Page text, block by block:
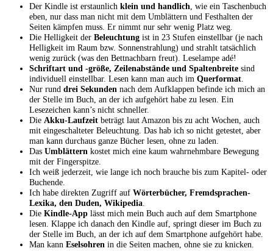
Der Kindle ist erstaunlich klein und handlich , wie ein Taschenbuch
eben, nur dass man nicht mit dem Umblättern und Festhalten der
Seiten kämpfen muss. Er nimmt nur sehr wenig Platz weg.
Die Helligkeit der Beleuchtung ist in 23 Stufen einstellbar (je nach
Helligkeit im Raum bzw. Sonnenstrahlung) und strahlt tatsächlich
wenig zurück (was den Bettnachbarn freut). Leselampe adé!
Schriftart und -größe, Zeilenabstände und Spaltenbreite sind
individuell einstellbar. Lesen kann man auch im Querformat
Nur rund drei Sekunden nach dem Aufklappen befinde ich mich an
der Stelle im Buch, an der ich aufgehört habe zu lesen. Ein
Lesezeichen kann’s nicht schneller.
Die Akku-Laufzeit beträgt laut Amazon bis zu acht Wochen, auch
mit eingeschalteter Beleuchtung. Das hab ich so nicht getestet, aber
man kann durchaus ganze Bücher lesen, ohne zu laden.
Das Umblättern kostet mich eine kaum wahrnehmbare Bewegung
mit der Fingerspitze.
Ich weiß jederzeit, wie lange ich noch brauche bis zum Kapitel- oder
Buchende.
Ich habe direkten Zugriff auf Wörterbücher, Fremdsprachen-
Lexika, den Duden, Wikipedia
Die Kindle-App lässt mich mein Buch auch auf dem Smartphone
lesen. Klappe ich danach den Kindle auf, springt dieser im Buch zu
der Stelle im Buch, an der ich auf dem Smartphone aufgehört habe.
Man kann Eselsohren in die Seiten machen, ohne sie zu knicken.